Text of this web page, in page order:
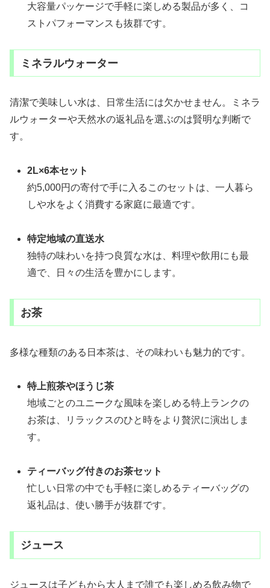
大容量パッケージで手軽に楽しめる製品が多く、コ
ストパフォーマンスも抜群です。
ミネラルウォーター
清潔で美味しい水は、日常生活には欠かせません。ミネラ
ルウォーターや天然水の返礼品を選ぶのは賢明な判断で
す。
2L×6本セット
約5,000円の寄付で手に入るこのセットは、一人暮ら
しや水をよく消費する家庭に最適です。
特定地域の直送水
独特の味わいを持つ良質な水は、料理や飲用にも最
適で、日々の生活を豊かにします。
お茶
多様な種類のある日本茶は、その味わいも魅力的です。
特上煎茶やほうじ茶
地域ごとのユニークな風味を楽しめる特上ランクの
お茶は、リラックスのひと時をより贅沢に演出しま
す。
ティーバッグ付きのお茶セット
忙しい日常の中でも手軽に楽しめるティーバッグの
返礼品は、使い勝手が抜群です。
ジュース
ジュースは子どもから大人まで誰でも楽しめる飲み物で